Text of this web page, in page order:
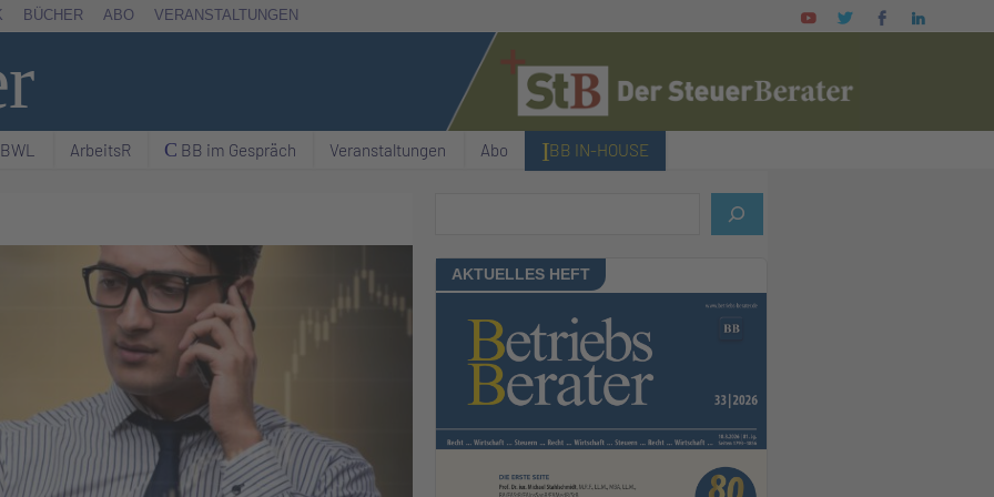
BÜCHER ABO VERANSTALTUNGEN
ArbeitsR C BB im Gespräch Veranstaltungen Abo I BB IN-HOUSE
AKTUELLES HEFT